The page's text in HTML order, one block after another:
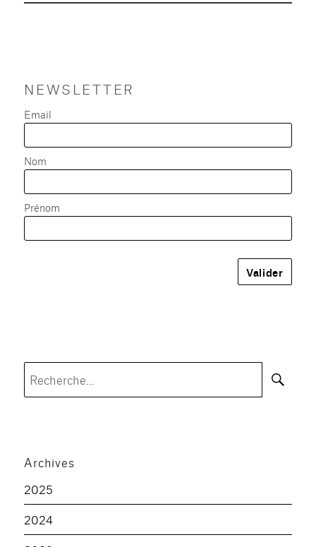
NEWSLETTER
Email
Nom
Prénom
Archives
2025
2024